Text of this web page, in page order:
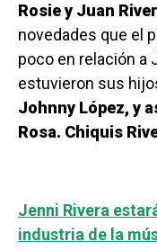
Rosie y Juan
novedades que el
poco en relación a
estuvieron sus
Johnny López, y
Rosa. Chiquis
Jenni Rivera
industria de la